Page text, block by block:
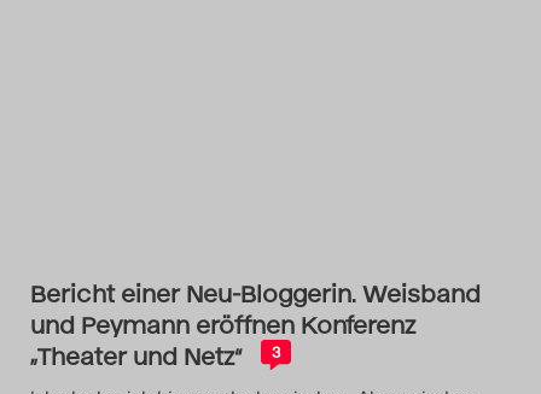
Das Theatertreffen-Blog
2019
Bericht einer Neu-Bloggerin. Weisband
und Peymann eröffnen Konferenz
„Theater und Netz“
3